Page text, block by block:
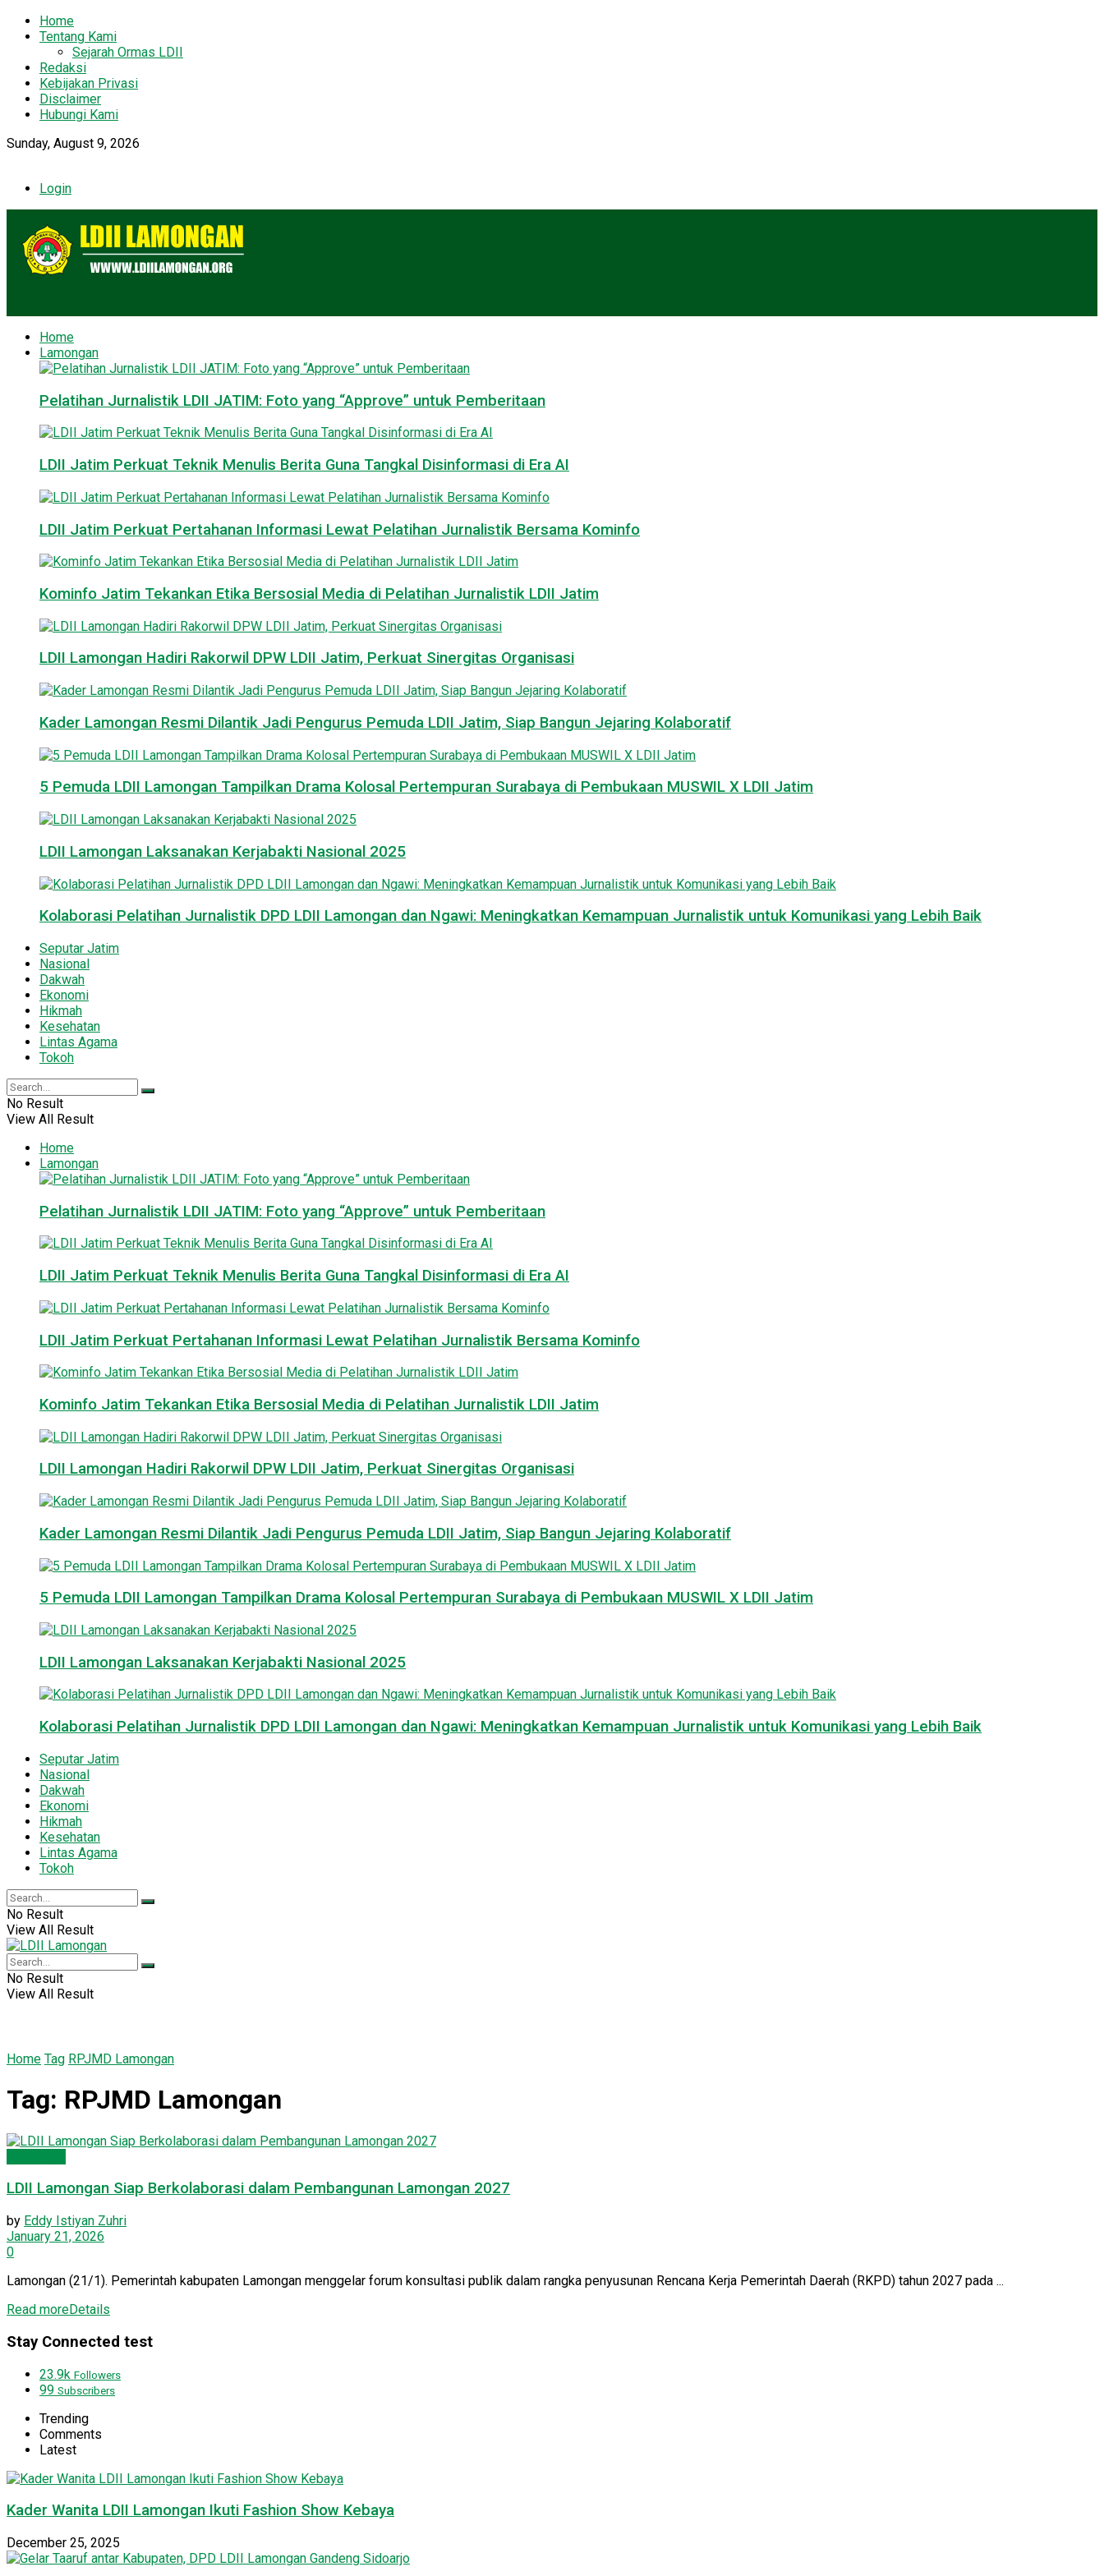
Home
Tentang Kami
Sejarah Ormas LDII
Redaksi
Kebijakan Privasi
Disclaimer
Hubungi Kami
Sunday, August 9, 2026
Login
Home
Lamongan
Pelatihan Jurnalistik LDII JATIM: Foto yang “Approve” untuk Pemberitaan
LDII Jatim Perkuat Teknik Menulis Berita Guna Tangkal Disinformasi di Era AI
LDII Jatim Perkuat Pertahanan Informasi Lewat Pelatihan Jurnalistik Bersama Kominfo
Kominfo Jatim Tekankan Etika Bersosial Media di Pelatihan Jurnalistik LDII Jatim
LDII Lamongan Hadiri Rakorwil DPW LDII Jatim, Perkuat Sinergitas Organisasi
Kader Lamongan Resmi Dilantik Jadi Pengurus Pemuda LDII Jatim, Siap Bangun Jejaring Kolaboratif
5 Pemuda LDII Lamongan Tampilkan Drama Kolosal Pertempuran Surabaya di Pembukaan MUSWIL X LDII Jatim
LDII Lamongan Laksanakan Kerjabakti Nasional 2025
Kolaborasi Pelatihan Jurnalistik DPD LDII Lamongan dan Ngawi: Meningkatkan Kemampuan Jurnalistik untuk Komunikasi yang Lebih Baik
Seputar Jatim
Nasional
Dakwah
Ekonomi
Hikmah
Kesehatan
Lintas Agama
Tokoh
No Result
View All Result
Home
Lamongan
Pelatihan Jurnalistik LDII JATIM: Foto yang “Approve” untuk Pemberitaan
LDII Jatim Perkuat Teknik Menulis Berita Guna Tangkal Disinformasi di Era AI
LDII Jatim Perkuat Pertahanan Informasi Lewat Pelatihan Jurnalistik Bersama Kominfo
Kominfo Jatim Tekankan Etika Bersosial Media di Pelatihan Jurnalistik LDII Jatim
LDII Lamongan Hadiri Rakorwil DPW LDII Jatim, Perkuat Sinergitas Organisasi
Kader Lamongan Resmi Dilantik Jadi Pengurus Pemuda LDII Jatim, Siap Bangun Jejaring Kolaboratif
5 Pemuda LDII Lamongan Tampilkan Drama Kolosal Pertempuran Surabaya di Pembukaan MUSWIL X LDII Jatim
LDII Lamongan Laksanakan Kerjabakti Nasional 2025
Kolaborasi Pelatihan Jurnalistik DPD LDII Lamongan dan Ngawi: Meningkatkan Kemampuan Jurnalistik untuk Komunikasi yang Lebih Baik
Seputar Jatim
Nasional
Dakwah
Ekonomi
Hikmah
Kesehatan
Lintas Agama
Tokoh
No Result
View All Result
No Result
View All Result
Home Tag RPJMD Lamongan
Tag: RPJMD Lamongan
LDII Lamongan Siap Berkolaborasi dalam Pembangunan Lamongan 2027
by Eddy Istiyan Zuhri
January 21, 2026
0
Lamongan (21/1). Pemerintah kabupaten Lamongan menggelar forum konsultasi publik dalam rangka penyusunan Rencana Kerja Pemerintah Daerah (RKPD) tahun 2027 pada ...
Read moreDetails
Stay Connected test
23.9k Followers
99 Subscribers
Trending
Comments
Latest
Kader Wanita LDII Lamongan Ikuti Fashion Show Kebaya
December 25, 2025